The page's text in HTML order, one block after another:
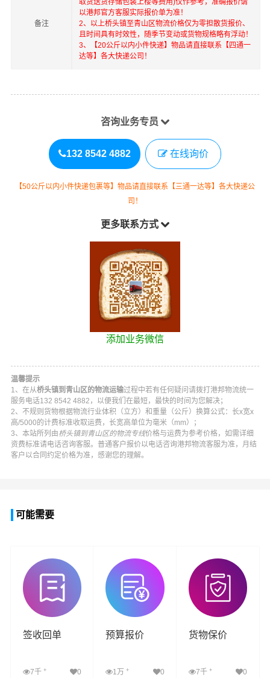
备注
取货送货存储包装上楼等费用)仅作参考，准确报价请
以港邦官方客服实际报价单为准！
2、以上桥头镇至青山区物流价格仅为零担散货报价、
且时间具有时效性，随季节变动或货物规格略有浮动！
3、【20公斤以内小件快递】物品请直接联系【四通一
达等】各大快递公司！
咨询业务专员
132 8542 4882 在线询价
【50公斤以内小件快递包裹等】物品请直接联系【三通一达等】各大快递公
司！
更多联系方式
添加业务微信
温馨提示
1、在从桥头镇到青山区的物流运输过程中若有任何疑问请拨打 港邦物流统一
服务电话132 8542 4882 ，以便我们在最短，最快的时间为您解决；
2、不规则货物根据物流行业体积（立方）和重量（公斤）换算公式：长x宽x
高/5000的计费标准收取运费，长宽高单位为毫米（mm）；
3、本站所列由桥头镇到青山区的物流专线价格与运费为参考价格，如需详细
资费标准请电话咨询客服。普通客户报价以电话咨询港邦物流客服为准，月结
客户以合同约定价格为准，感谢您的理解。
可能需要
签收回单
7千 + 0
预算报价
1万+ 0
货物保价
7千 + 0